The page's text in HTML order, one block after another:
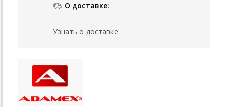
О доставке:
Узнать о доставке